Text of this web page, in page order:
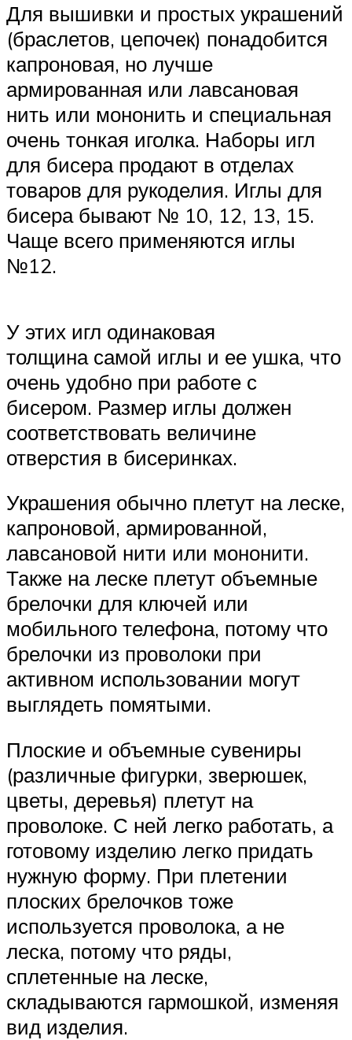
Для вышивки и простых украшений
(браслетов, цепочек) понадобится
капроновая, но лучше
армированная или лавсановая
нить или мононить и специальная
очень тонкая иголка. Наборы игл
для бисера продают в отделах
товаров для рукоделия. Иглы для
бисера бывают № 10, 12, 13, 15.
Чаще всего применяются иглы
№12.
У этих игл одинаковая
толщина самой иглы и ее ушка, что
очень удобно при работе с
бисером. Размер иглы должен
соответствовать величине
отверстия в бисеринках.
Украшения обычно плетут на леске,
капроновой, армированной,
лавсановой нити или мононити.
Также на леске плетут объемные
брелочки для ключей или
мобильного телефона, потому что
брелочки из проволоки при
активном использовании могут
выглядеть помятыми.
Плоские и объемные сувениры
(различные фигурки, зверюшек,
цветы, деревья) плетут на
проволоке. С ней легко работать, а
готовому изделию легко придать
нужную форму. При плетении
плоских брелочков тоже
используется проволока, а не
леска, потому что ряды,
сплетенные на леске,
складываются гармошкой, изменяя
вид изделия.